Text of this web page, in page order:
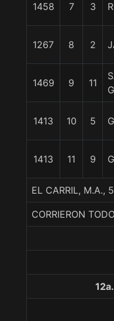
1458 7 3
1267 8 2
1469 9 11
1413 10 5
1413 11 9
EL CARRIL, M.A.,
CORRIERON